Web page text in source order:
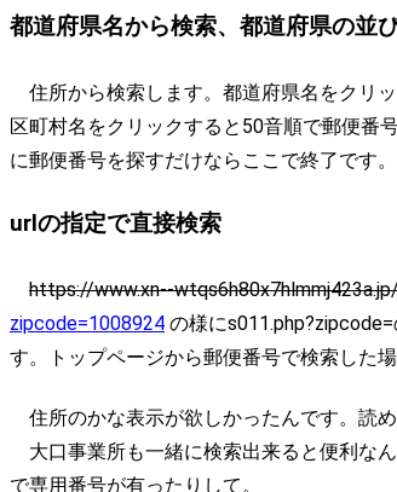
都道府県名から検索、都道府県の並
住所から検索します。都道府県名をクリ
区町村名をクリックすると50音順で郵便番
に郵便番号を探すだけならここで終了です
urlの指定で直接検索
https://www.xn--
zipcode=1008924 の様に
す。トップページから郵便番号で検索した
住所のかな表示が欲しかったんです。読め
大口事業所も一緒に検索出来ると便利な
で専用番号が有ったりして。